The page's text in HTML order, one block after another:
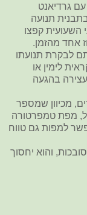
גרדיאנט
תנועה
השעועית קפצו
לבקרת תנועתו
לימין או
בהגעה
מכיוון שמספר
מפת טמפרטורה
למפות גם טווח
והוא יחסוך